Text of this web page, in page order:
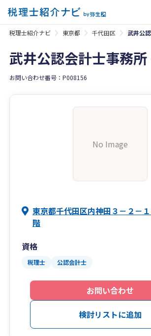
税理士紹介ナビ 東京都 千代田区 武井公
武井公認会計士事務所
お問い合わせ番号：P008156
No Image
東京都千代田区内神田３－２－
階
資格
税理士 公認会計士
お問い合わせ
検討リストに追加